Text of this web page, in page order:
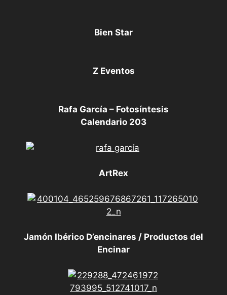
Bien Star
Z Eventos
Rafa García – Fotosíntesis
Calendario 203
ArtRex
Jamón Ibérico D’encinares / Productos del
Encinar